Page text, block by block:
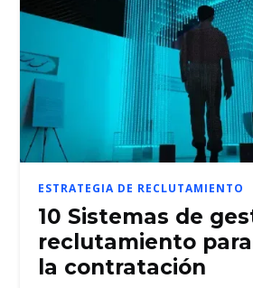
ESTRATEGIA DE RECLUTAMIENTO
10 Sistemas de
reclutamiento
la contratación